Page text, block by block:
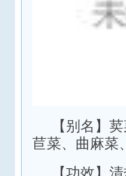
【别名】
苣菜、曲麻菜